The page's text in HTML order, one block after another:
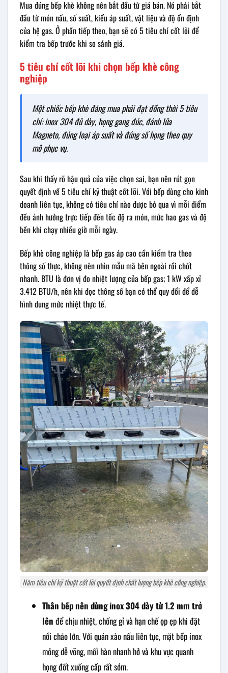
Mua đúng bếp khè không nên bắt đầu từ giá bán. Nó phải bắt
đầu từ món nấu, số suất, kiểu áp suất, vật liệu và độ ổn định
của hệ gas. Ở phần tiếp theo, bạn sẽ có 5 tiêu chí cốt lõi để
kiểm tra bếp trước khi so sánh giá.
5 tiêu chí cốt lõi khi chọn bếp khè công
nghiệp
Một chiếc bếp khè đáng mua phải đạt đồng thời 5 tiêu
chí: inox 304 đủ dày, họng gang đúc, đánh lửa
Magneto, đúng loại áp suất và đúng số họng theo quy
mô phục vụ.
Sau khi thấy rõ hậu quả của việc chọn sai, bạn nên rút gọn
quyết định về 5 tiêu chí kỹ thuật cốt lõi. Với bếp dùng cho kinh
doanh liên tục, không có tiêu chí nào được bỏ qua vì mỗi điểm
đều ảnh hưởng trực tiếp đến tốc độ ra món, mức hao gas và độ
bền khi chạy nhiều giờ mỗi ngày.
Bếp khè công nghiệp là bếp gas áp cao cần kiểm tra theo
thông số thực, không nên nhìn mẫu mã bên ngoài rồi chốt
nhanh. BTU là đơn vị đo nhiệt lượng của bếp gas; 1 kW xấp xỉ
3.412 BTU/h, nên khi đọc thông số bạn có thể quy đổi để dễ
hình dung mức nhiệt thực tế.
Năm tiêu chí kỹ thuật cốt lõi quyết định chất lượng bếp khè công nghiệp.
Thân bếp nên dùng inox 304 dày từ 1.2 mm trở
lên để chịu nhiệt, chống gỉ và hạn chế ọp ẹp khi đặt
nồi chảo lớn. Với quán xào nấu liên tục, mặt bếp inox
mỏng dễ võng, mối hàn nhanh hở và khu vực quanh
họng đốt xuống cấp rất sớm.